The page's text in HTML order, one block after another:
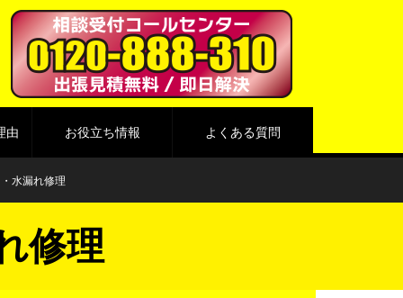
由 お役立ち情報 よくある質問
水漏れ修理
修理